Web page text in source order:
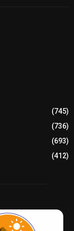
(745)
(736)
(693)
(412)